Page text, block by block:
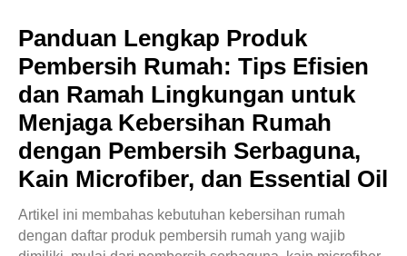
Panduan Lengkap Produk
Pembersih Rumah: Tips Efisien
dan Ramah Lingkungan untuk
Menjaga Kebersihan Rumah
dengan Pembersih Serbaguna,
Kain Microfiber, dan Essential Oil
Artikel ini membahas kebutuhan kebersihan rumah
dengan daftar produk pembersih rumah yang wajib